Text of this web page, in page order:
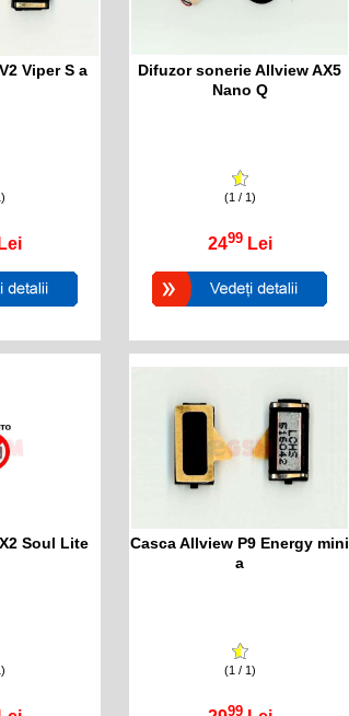
Viper S a
Lei
Difuzor sonerie Allview AX5
Nano Q
(1 / 1)
2499 Lei
Soul Lite
Casca Allview P9 Energy mini
a
(1 / 1)
99